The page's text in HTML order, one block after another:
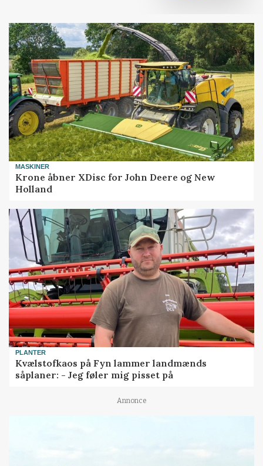
MASKINER
Krone åbner XDisc for John Deere og New
Holland
PLANTER
Kvælstofkaos på Fyn lammer landmænds
såplaner: - Jeg føler mig pisset på
Annonce